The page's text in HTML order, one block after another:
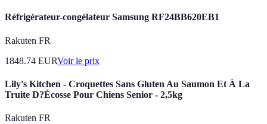
Réfrigérateur-congélateur Samsung RF24BB620EB1
Rakuten FR
1848.74 EURVoir le prix
Lily's Kitchen - Croquettes Sans Gluten Au Saumon Et À La
Truite D?Écosse Pour Chiens Senior - 2,5kg
Rakuten FR